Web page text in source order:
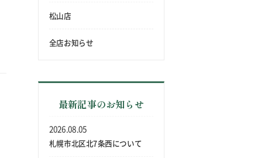
松山店
全店お知らせ
最新記事のお知らせ
札幌市北区北7条西について
2026.08.05